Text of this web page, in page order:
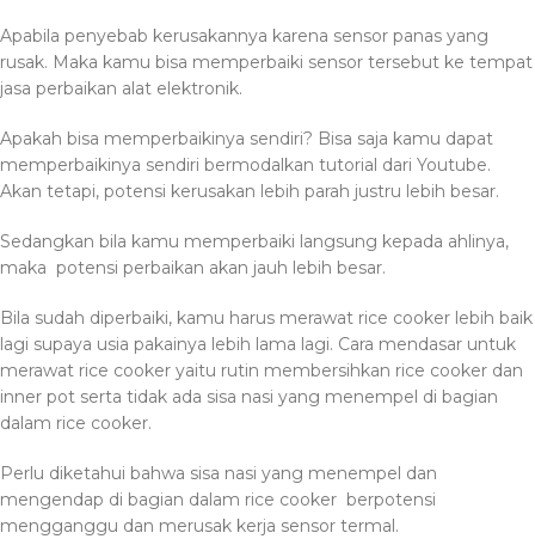
Apabila penyebab kerusakannya karena sensor panas yang
rusak. Maka kamu bisa memperbaiki sensor tersebut ke tempat
jasa perbaikan alat elektronik.
Apakah bisa memperbaikinya sendiri? Bisa saja kamu dapat
memperbaikinya sendiri bermodalkan tutorial dari Youtube.
Akan tetapi, potensi kerusakan lebih parah justru lebih besar.
Sedangkan bila kamu memperbaiki langsung kepada ahlinya,
maka potensi perbaikan akan jauh lebih besar.
Bila sudah diperbaiki, kamu harus merawat rice cooker lebih baik
lagi supaya usia pakainya lebih lama lagi. Cara mendasar untuk
merawat rice cooker yaitu rutin membersihkan rice cooker dan
inner pot serta tidak ada sisa nasi yang menempel di bagian
dalam rice cooker.
Perlu diketahui bahwa sisa nasi yang menempel dan
mengendap di bagian dalam rice cooker berpotensi
mengganggu dan merusak kerja sensor termal.